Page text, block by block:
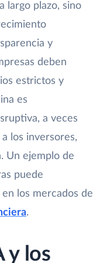
largo plazo, sino
y
deben
estrictos y
es
a veces
los inversores,
Un ejemplo de
puede
los mercados de
.
y los